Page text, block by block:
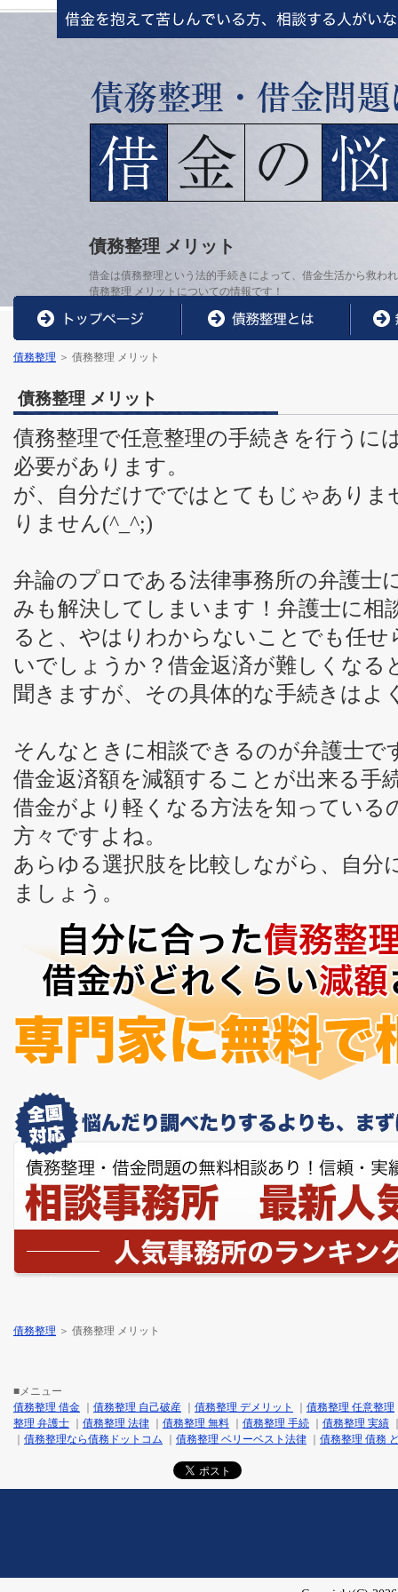
債務整理 メリット
借金は債務整理という法的手続きによって、借金生活から救わ
債務整理 メリットについての情報です！
債務整理 ＞ 債務整理 メリット
債務整理 メリット
債務整理で任意整理の手続きを行うに
必要があります。
が、自分だけでではとてもじゃありま
りません(^_^;)
弁論のプロである法律事務所の弁護士
みも解決してしまいます！弁護士に相
ると、やはりわからないことでも任
いでしょうか？借金返済が難しくなる
聞きますが、その具体的な手続きはよ
そんなときに相談できるのが弁護士で
借金返済額を減額することが出来る手
借金がより軽くなる方法を知っている
方々ですよね。
あらゆる選択肢を比較しながら、自分
ましょう。
債務整理 ＞ 債務整理 メリット
■メニュー
債務整理 借金
債務整理 自己破産 債務整理 デメリット 債務整理 任意整理
整理 弁護士
債務整理 法律 債務整理 無料 債務整理 手続 債務整理 実績
債務整理なら債務ドットコム 債務整理 ベリーベスト法律 債務整理 債務